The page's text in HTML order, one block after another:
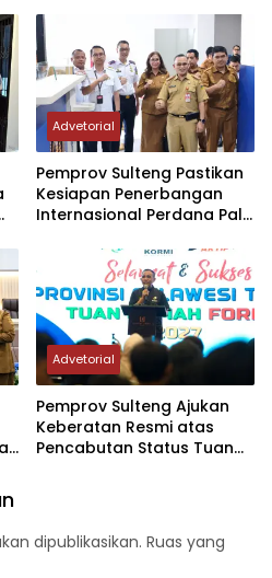
Advetorial
Pemprov Sulteng Pastikan
Kesiapan Penerbangan
Internasional Perdana Palu
Advetorial
Pemprov Sulteng Ajukan
Keberatan Resmi atas
Pencabutan Status Tuan
dipublikasikan. Ruas yang